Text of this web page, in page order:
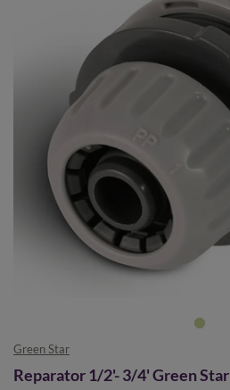
Green Star
Reparator 1/2'- 3/4' Green Star